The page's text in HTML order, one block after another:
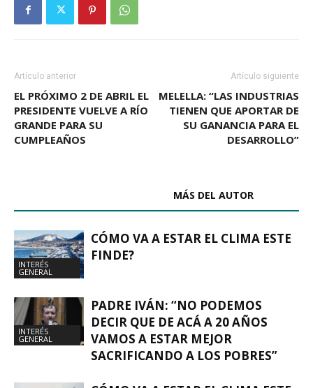
Artículo anterior
EL PRÓXIMO 2 DE ABRIL EL
PRESIDENTE VUELVE A RÍO
GRANDE PARA SU
CUMPLEAÑOS
Artículo siguiente
MELELLA: “LAS INDUSTRIAS
TIENEN QUE APORTAR DE
SU GANANCIA PARA EL
DESARROLLO”
MÁS DEL AUTOR
INTERÉS
GENERAL
CÓMO VA A ESTAR EL CLIMA ESTE
FINDE?
INTERÉS
GENERAL
PADRE IVÁN: “NO PODEMOS
DECIR QUE DE ACÁ A 20 AÑOS
VAMOS A ESTAR MEJOR
SACRIFICANDO A LOS POBRES”